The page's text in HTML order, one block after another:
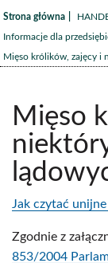
Strona główna /
Informacje dla
Mięso królików, zajęcy i
Mięso
Jak czytać
Zgodnie z
853/2004